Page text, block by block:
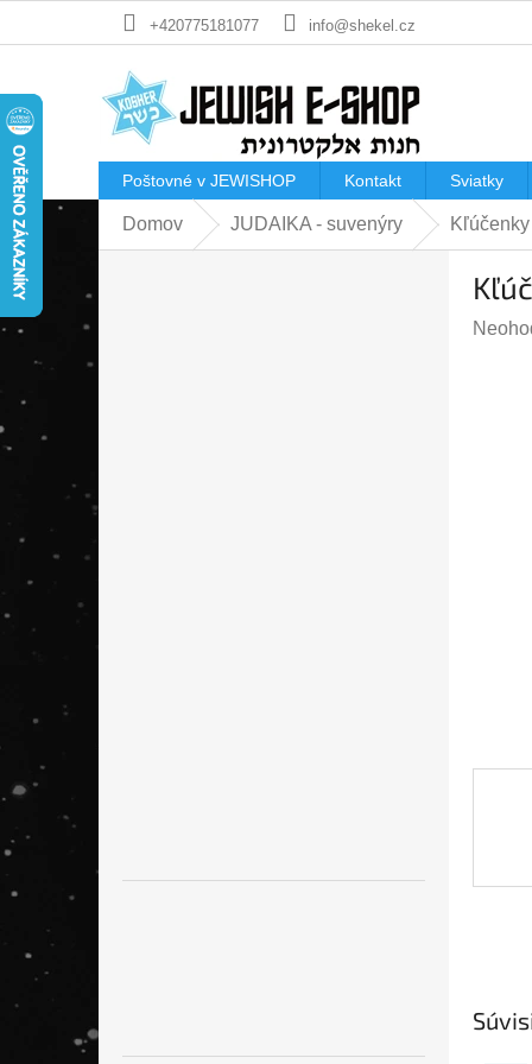
+420775181077 info@shekel.cz
Poštovné v JEWISHOP Kontakt Sviatky
Domov JUDAIKA - suvenýry Kľúčenky